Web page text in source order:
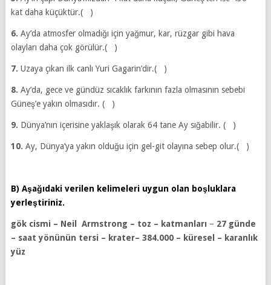
kat daha küçüktür.( )
6. Ay’da atmosfer olmadığı için yağmur, kar, rüzgar gibi hava
olayları daha çok görülür.( )
7. Uzaya çıkan ilk canlı Yuri Gagarin’dir.( )
8. Ay’da, gece ve gündüz sıcaklık farkının fazla olmasının sebebi
Güneş’e yakın olmasıdır. ( )
9. Dünya’nın içerisine yaklaşık olarak 64 tane Ay sığabilir. ( )
10. Ay, Dünya’ya yakın olduğu için gel-git olayına sebep olur.( )
B) Aşağıdaki verilen kelimeleri uygun olan boşluklara
yerleştiriniz.
gök cismi – Neil Armstrong – toz – katmanları – 27 günde
– saat yönünün tersi – krater– 384.000 – küresel – karanlık
yüz